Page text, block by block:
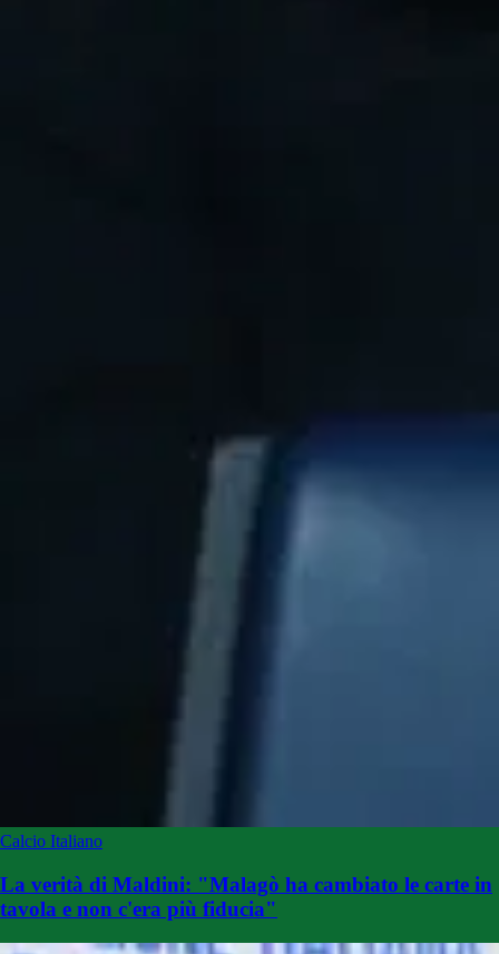
Calcio Italiano
La verità di Maldini: "Malagò ha cambiato le carte in
tavola e non c'era più fiducia"